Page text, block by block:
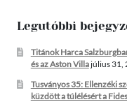
Legutóbbi
Titánok Harca
és az Aston Villajúlius 31,
Tusványos 35: Ellenzéki
küzdött a túlélésért a